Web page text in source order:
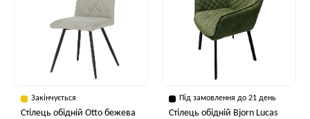
Закінчується
Cтілець обідній Otto бежева
Під замовлення до 21 день
Стілець обідній Bjorn Lucas